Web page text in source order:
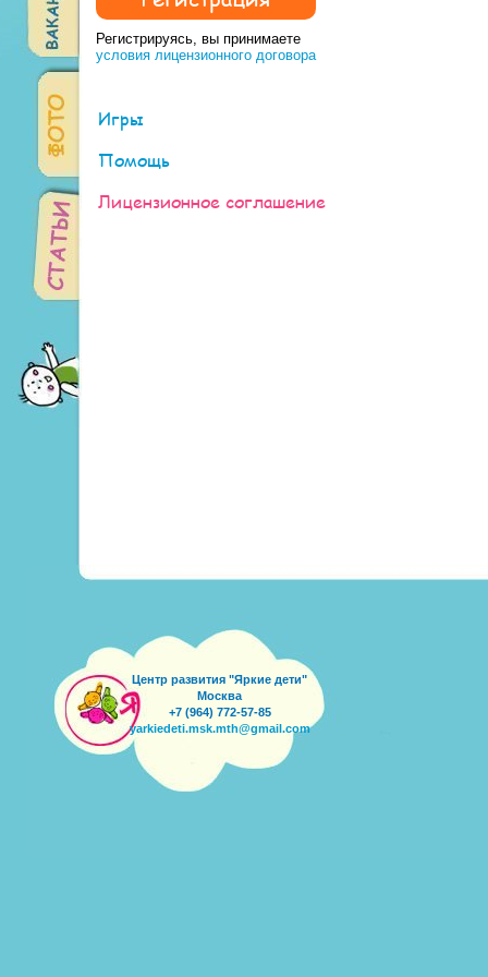
Регистрируясь, вы принимаете
условия лицензионного договора
Игры
Помощь
Лицензионное соглашение
Центр развития "Яркие дети"
Москва
+7 (964) 772-57-85
yarkiedeti.msk.mth@gmail.com